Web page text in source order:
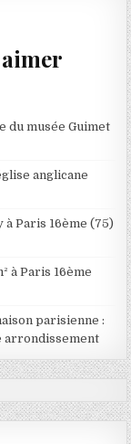
du musée Guimet
anglicane
Paris 16ème (75)
à Paris 16ème
parisienne :
arrondissement